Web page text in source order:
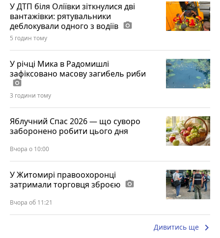
У ДТП біля Оліївки зіткнулися дві
вантажівки: рятувальники
деблокували одного з водіїв photo_camera
5 годин тому
У річці Мика в Радомишлі
зафіксовано масову загибель риби
photo_camera
3 години тому
Яблучний Спас 2026 — що суворо
заборонено робити цього дня
Вчора о 10:00
У Житомирі правоохоронці
затримали торговця зброєю photo_camera
Вчора об 11:21
Дивитись ще keyboard_arrow_right